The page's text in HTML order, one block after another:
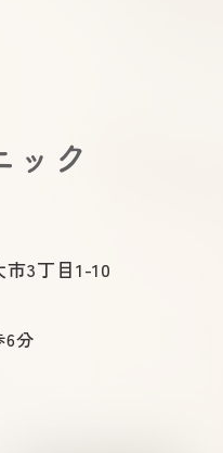
ック
3丁目1-10
6分